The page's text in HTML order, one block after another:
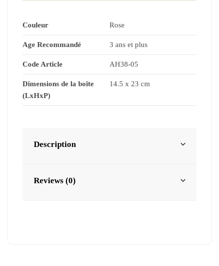
Couleur Rose
Age Recommandé 3 ans et plus
Code Article AH38-05
Dimensions de la boîte
(LxHxP)
14.5 x 23 cm
Description
Reviews (0)